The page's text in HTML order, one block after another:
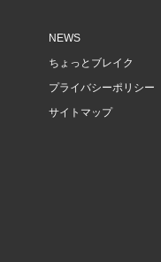
NEWS
ちょっとブレイク
プライバシーポリシー
サイトマップ